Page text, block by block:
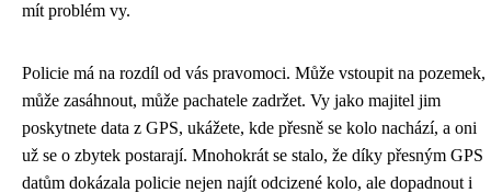
mít problém vy.
Policie má na rozdíl od vás pravomoci. Může vstoupit na pozemek,
může zasáhnout, může pachatele zadržet. Vy jako majitel jim
poskytnete data z GPS, ukážete, kde přesně se kolo nachází, a oni
už se o zbytek postarají. Mnohokrát se stalo, že díky přesným GPS
datům dokázala policie nejen najít odcizené kolo, ale dopadnout i